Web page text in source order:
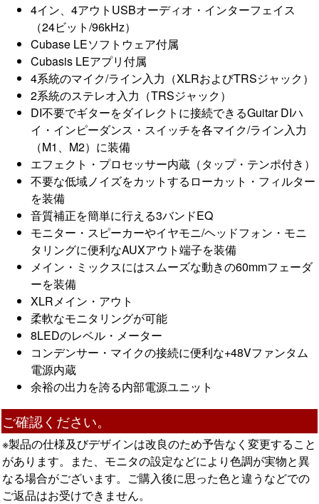
4イン、4アウトUSBオーディオ・インターフェイス
（24ビット/96kHz）
Cubase LEソフトウェア付属
Cubasis LEアプリ付属
4系統のマイク/ライン入力（XLRおよびTRSジャック）
2系統のステレオ入力（TRSジャック）
DI不要でギターをダイレクトに接続できるGuitar DIハ
イ・インピーダンス・スイッチを各マイク/ライン入力
（M1、M2）に装備
エフェクト・プロセッサー内蔵（タップ・テンポ付き）
不要な低域ノイズをカットするローカット・フィルター
を装備
音質補正を簡単に行える3バンドEQ
モニター・スピーカーやイヤモニ/ヘッドフォン・モニ
タリングに便利なAUXアウト端子を装備
メイン・ミックスにはスムーズな動きの60mmフェーダ
ーを装備
XLRメイン・アウト
柔軟なモニタリングが可能
8LEDのレベル・メーター
コンデンサー・マイクの接続に便利な+48Vファンタム
電源内蔵
余裕の出力を誇る内部電源ユニット
ご確認ください。
※製品の仕様及びデザインは改良のため予告なく変更すること
があります。また、モニタの設定などにより色調が実物と異
なる場合がございます。ご購入後に思った色と違うなどでの
ご返品はお受けできません。